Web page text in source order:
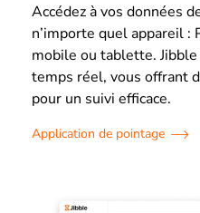
Accédez à vos données
n’importe quel appareil :
mobile ou tablette.
temps réel, vous offrant
pour un suivi efficace.
Application de pointage